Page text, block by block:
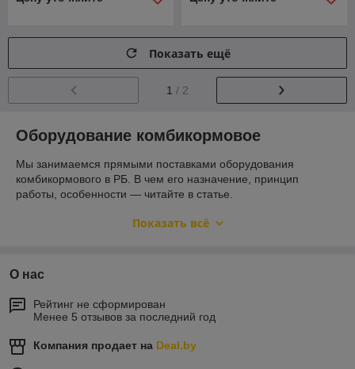
Показать ещё
1 / 2
Оборудование комбикормовое
Мы занимаемся прямыми поставками оборудования
комбикормового в РБ. В чем его назначение, принцип
работы, особенности — читайте в статье.
заказывайте ее в онлайн-магазине компании «ЮЛС БАЙ».
Назначение
можно разделить на 2 типа:
сортировочное сельскохозяйственное оборудование;
промышленные печи для сушки.
Показать всё
О нас
Рейтинг не сформирован
Менее 5 отзывов за последний год
Компания продает на Deal.by